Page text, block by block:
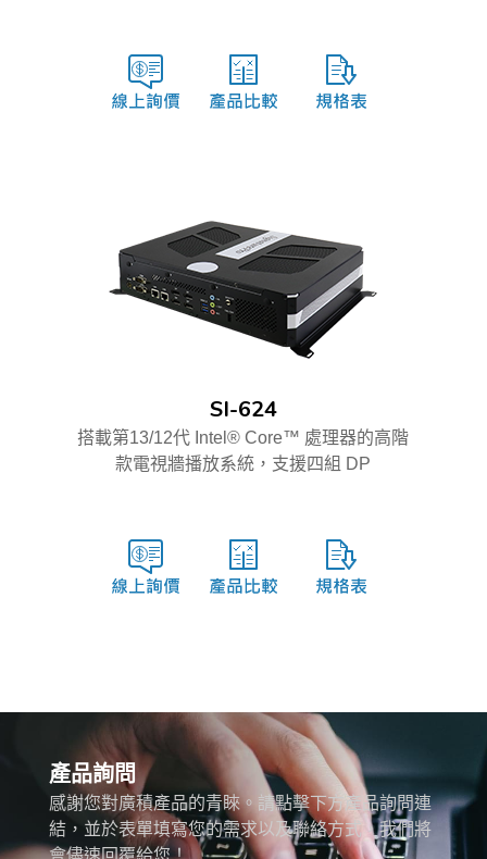
SI-624
搭載第13/12代 Intel® Core™ 處理器的高階
款電視牆播放系統，支援四組 DP
產品詢問
感謝您對廣積產品的青睞。請點擊下方產品詢問連
結，並於表單填寫您的需求以及聯絡方式，我們將